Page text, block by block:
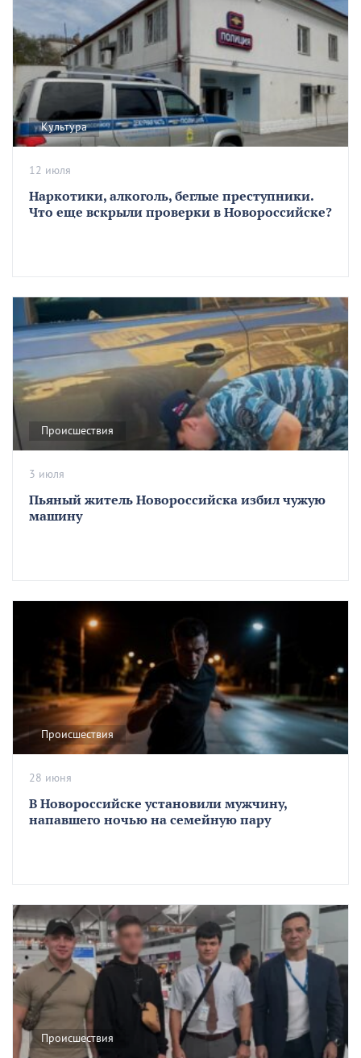
Культура
Наркотики, алкоголь, беглые преступники.
Что еще вскрыли проверки в Новороссийске?
12 июля
Происшествия
Пьяный житель Новороссийска избил чужую
машину
3 июля
Происшествия
В Новороссийске установили мужчину,
напавшего ночью на семейную пару
28 июня
Происшествия